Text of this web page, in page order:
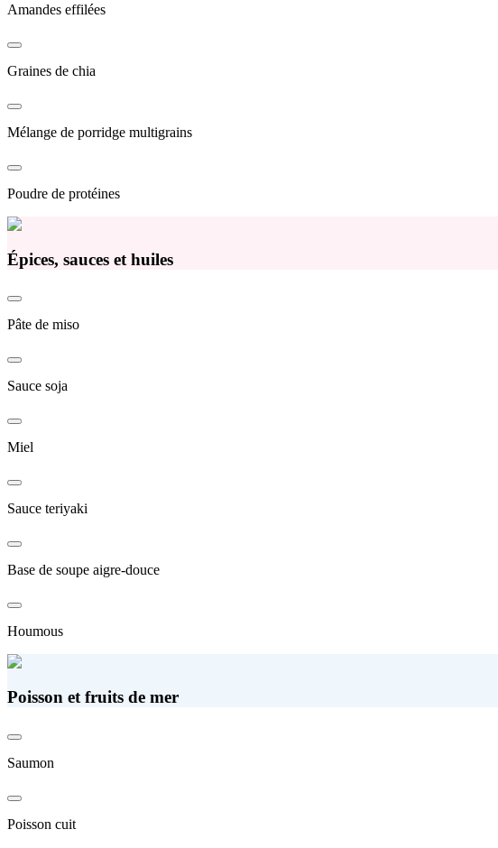
Amandes effilées
Graines de chia
Mélange de porridge multigrains
Poudre de protéines
Épices, sauces et huiles
Pâte de miso
Sauce soja
Miel
Sauce teriyaki
Base de soupe aigre-douce
Houmous
Poisson et fruits de mer
Saumon
Poisson cuit